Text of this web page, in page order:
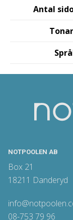
Antal
NOTPOOLEN AB
Box 21
18211 Danderyd
08-753 79 96